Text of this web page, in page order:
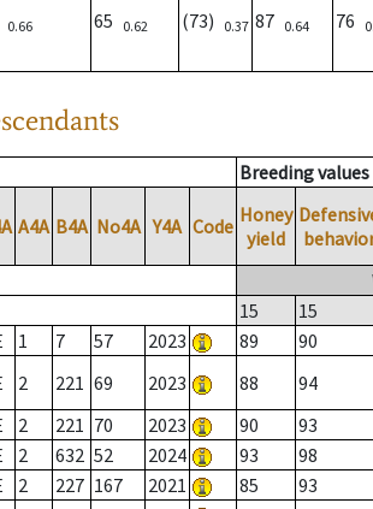
0.66 65 0.62 (73) 0.37 87 0.64 76
Breeding values
A4A B4A No4A Y4A Code Honey
yield
15
15
1 7 57 2023 89 90
2 221 69 2023 88 94
2 221 70 2023 90 93
2 632 52 2024 93 98
2 227 167 2021 85 93